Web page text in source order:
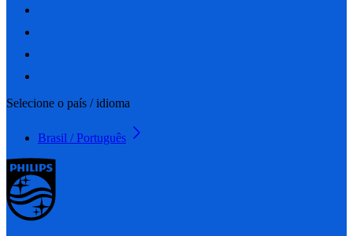
Selecione o país / idioma
Brasil / Português